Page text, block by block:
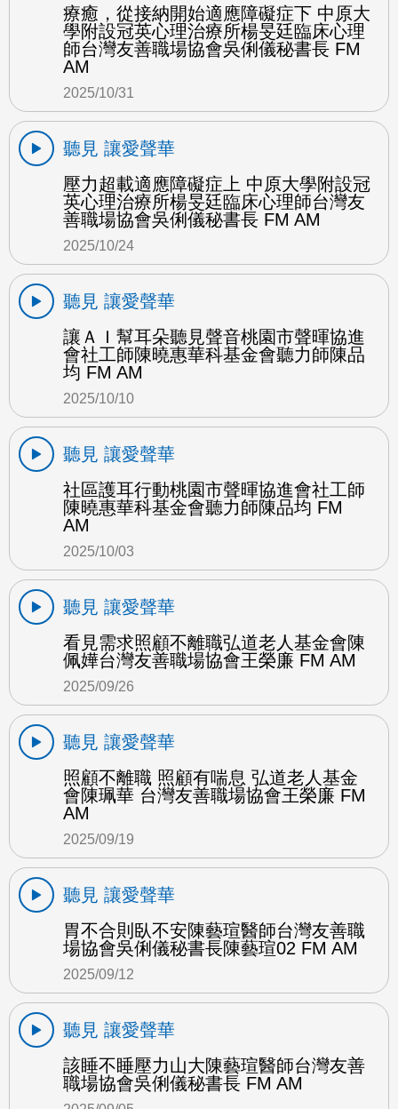
療癒，從接納開始適應障礙症下 中原大
學附設冠英心理治療所楊旻廷臨床心理
師台灣友善職場協會吳俐儀秘書長 FM
AM
2025/10/31
聽見 讓愛聲華
壓力超載適應障礙症上 中原大學附設冠
英心理治療所楊旻廷臨床心理師台灣友
善職場協會吳俐儀秘書長 FM AM
2025/10/24
聽見 讓愛聲華
讓ＡＩ幫耳朵聽見聲音桃園市聲暉協進
會社工師陳曉惠華科基金會聽力師陳品
均 FM AM
2025/10/10
聽見 讓愛聲華
社區護耳行動桃園市聲暉協進會社工師
陳曉惠華科基金會聽力師陳品均 FM
AM
2025/10/03
聽見 讓愛聲華
看見需求照顧不離職弘道老人基金會陳
佩嬅台灣友善職場協會王榮廉 FM AM
2025/09/26
聽見 讓愛聲華
照顧不離職 照顧有喘息 弘道老人基金
會陳珮華 台灣友善職場協會王榮廉 FM
AM
2025/09/19
聽見 讓愛聲華
胃不合則臥不安陳藝瑄醫師台灣友善職
場協會吳俐儀秘書長陳藝瑄02 FM AM
2025/09/12
聽見 讓愛聲華
該睡不睡壓力山大陳藝瑄醫師台灣友善
職場協會吳俐儀秘書長 FM AM